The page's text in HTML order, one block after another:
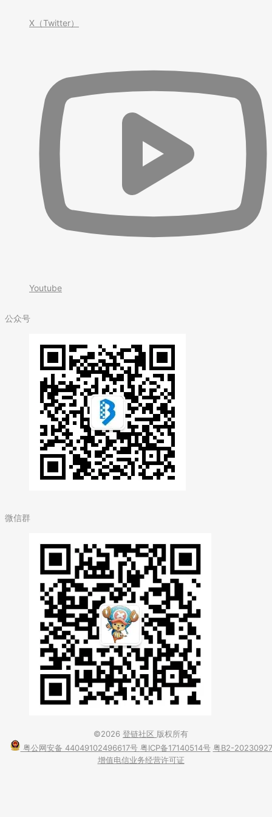
X（Twitter）
Youtube
公众号
微信群
©2026 登链社区 版权所有
粤公网安备 44049102496617号 粤ICP备17140514号 粤B2-20230927
增值电信业务经营许可证